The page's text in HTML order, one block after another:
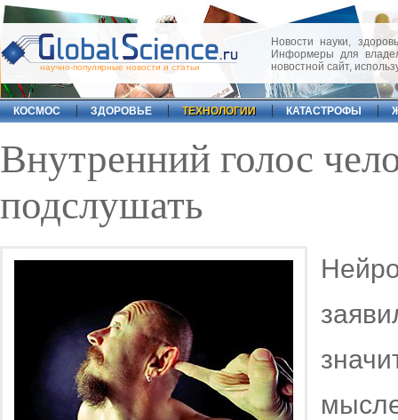
научно-популярные новости и статьи
Новости науки,
Информеры для
новостной сайт,
КОСМОС ЗДОРОВЬЕ ТЕХНОЛОГИИ КАТАСТРОФЫ
Внутренний голос
подслушать